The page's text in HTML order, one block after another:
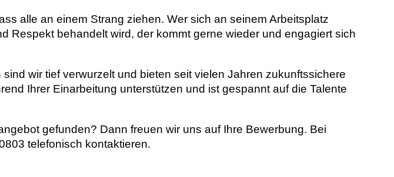
alle an einem Strang ziehen. Wer sich an seinem Arbeitsplatz
Respekt behandelt wird, der kommt gerne wieder und engagiert sich
wir tief verwurzelt und bieten seit vielen Jahren zukunftssichere
Ihrer Einarbeitung unterstützen und ist gespannt auf die Talente
gefunden? Dann freuen wir uns auf Ihre Bewerbung. Bei
telefonisch kontaktieren.